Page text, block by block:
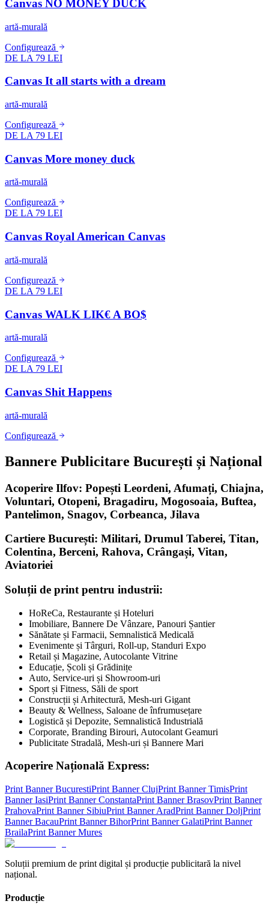
Canvas NO MONEY DUCK
artă-murală
Configurează
DE LA 79 LEI
Canvas It all starts with a dream
artă-murală
Configurează
DE LA 79 LEI
Canvas More money duck
artă-murală
Configurează
DE LA 79 LEI
Canvas Royal American Canvas
artă-murală
Configurează
DE LA 79 LEI
Canvas WALK LIK€ A BO$
artă-murală
Configurează
DE LA 79 LEI
Canvas Shit Happens
artă-murală
Configurează
Bannere Publicitare București și Național
Acoperire Ilfov: Popești Leordeni, Afumați, Chiajna,
Voluntari, Otopeni, Bragadiru, Mogosoaia, Buftea,
Pantelimon, Snagov, Corbeanca, Jilava
Cartiere București: Militari, Drumul Taberei, Titan,
Colentina, Berceni, Rahova, Crângași, Vitan,
Aviatoriei
Soluții de print pentru industrii:
HoReCa, Restaurante și Hoteluri
Imobiliare, Bannere De Vânzare, Panouri Șantier
Sănătate și Farmacii, Semnalistică Medicală
Evenimente și Târguri, Roll-up, Standuri Expo
Retail și Magazine, Autocolante Vitrine
Educație, Școli și Grădinițe
Auto, Service-uri și Showroom-uri
Sport și Fitness, Săli de sport
Construcții și Arhitectură, Mesh-uri Gigant
Beauty & Wellness, Saloane de înfrumusețare
Logistică și Depozite, Semnalistică Industrială
Corporate, Branding Birouri, Autocolant Geamuri
Publicitate Stradală, Mesh-uri și Bannere Mari
Acoperire Națională Express:
Print BannerBucurestiPrint BannerClujPrint BannerTimisPrint
BannerIasiPrint BannerConstantaPrint BannerBrasovPrint Banner
PrahovaPrint Banner SibiuPrint BannerAradPrint BannerDoljPrint
BannerBacauPrint BannerBihorPrint BannerGalatiPrint Banner
BrailaPrint BannerMures
Soluții premium de print digital și producție publicitară la nivel
național.
Producție